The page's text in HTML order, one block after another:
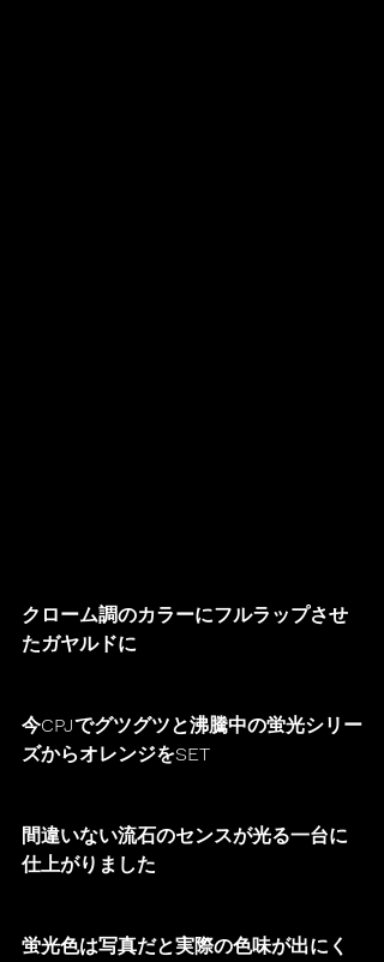
クローム調のカラーにフルラップさせ
たガヤルドに
今CPJでグツグツと沸騰中の蛍光シリー
ズからオレンジをSET
間違いない流石のセンスが光る一台に
仕上がりました
蛍光色は写真だと実際の色味が出にく